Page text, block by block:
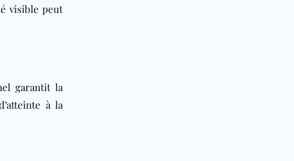
visible peut
garantit la
à la